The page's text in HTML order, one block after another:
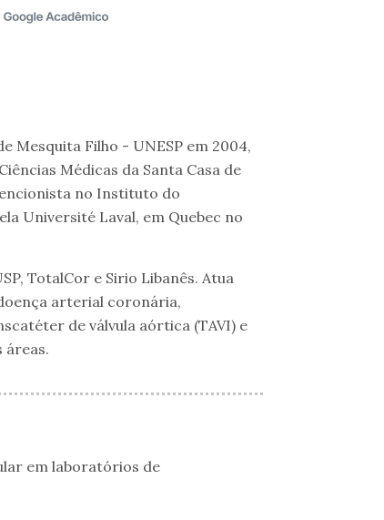
Mesquita Filho - UNESP em 2004,
Médicas da Santa Casa de
no Instituto do
Université Laval, em Quebec no
TotalCor e Sirio Libanês. Atua
arterial coronária,
de válvula aórtica (TAVI) e
áreas.
em laboratórios de